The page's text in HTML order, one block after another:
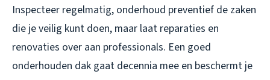
Inspecteer regelmatig, onderhoud preventief de zaken
die je veilig kunt doen, maar laat reparaties en
renovaties over aan professionals. Een goed
onderhouden dak gaat decennia mee en beschermt je